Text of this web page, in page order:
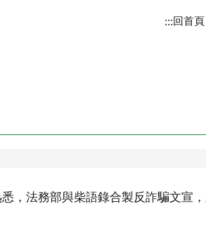
:::回首頁
，法務部與柴語錄合製反詐騙文宣